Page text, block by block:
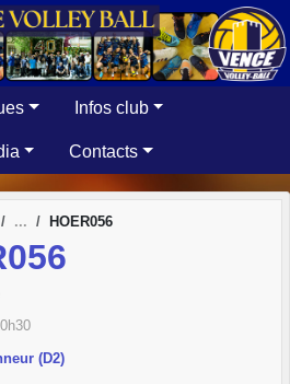
Infos club
Contacts
HOER056
(D2)